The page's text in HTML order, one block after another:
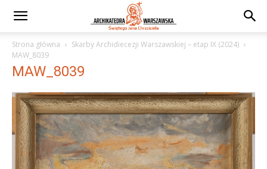
Strona główna
Skarby Archidiecezji Warszawskiej – etap IX (2024)
MAW_8039
MAW_8039